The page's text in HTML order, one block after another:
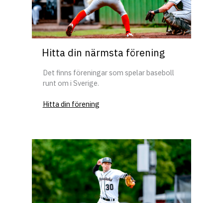
Hitta din närmsta förening
Det finns föreningar som spelar baseboll
runt om i Sverige.
Hitta din förening